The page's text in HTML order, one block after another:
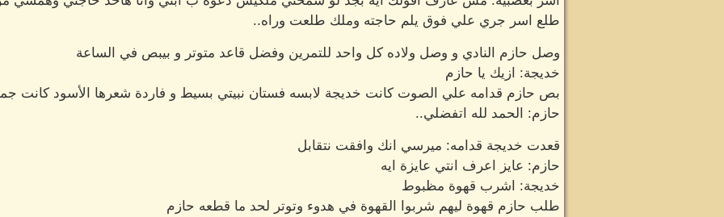
طلع اسر جري علي فوق يلم حاجته وملك طلعت وراه..
وصل حازم النادي و وصل ولاده كل واحد للتمرين وفضل قاعد متوتر و بيبص في الساعة
خديجة: ازيك يا حازم
بص حازم قدامه علي الصوت كانت خديجة لابسه فستان نبيتي بسيط و فاردة شعرها الأسود كانت
حازم: الحمد لله اتفضلي..
قعدت خديجة قدامه: ميرسي انك وافقت نتقابل
حازم: عايز اعرف انتي عايزة ايه
خديجة: اشرب قهوة مظبوط
طلب حازم قهوة ليهم شربوا القهوة في هدوء وتوتر لحد ما قطعه حازم